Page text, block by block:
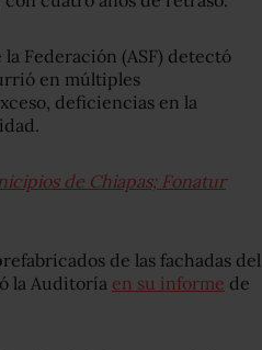
Federación (ASF) detectó
en múltiples
deficiencias en la
de Chiapas; Fonatur
de las fachadas del
la Auditoría en su informe de